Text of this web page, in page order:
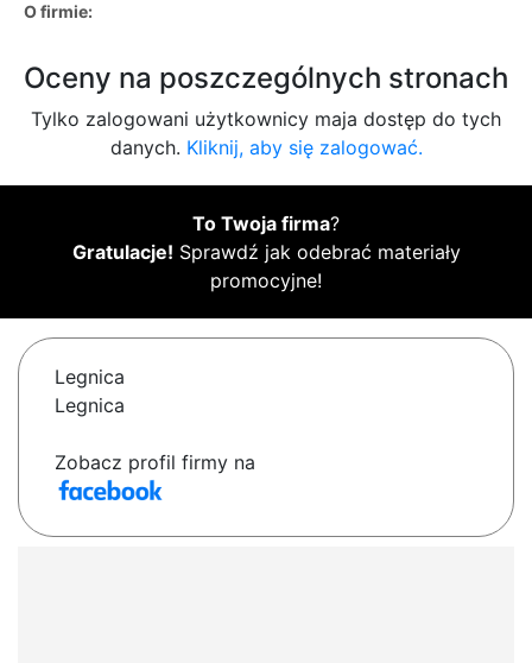
O firmie:
Oceny na poszczególnych stronach
Tylko zalogowani użytkownicy maja dostęp do tych
danych. Kliknij, aby się zalogować.
To Twoja firma?
Gratulacje! Sprawdź jak odebrać materiały
promocyjne!
Legnica
Legnica
Zobacz profil firmy na